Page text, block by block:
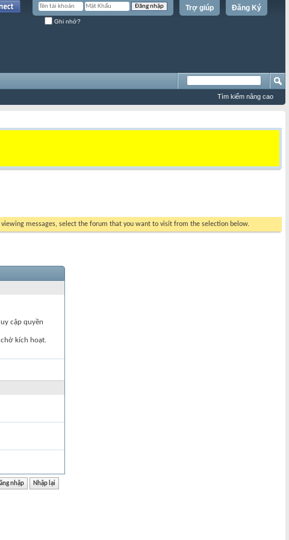
Đăng Ký
Trợ giúp
Ghi nhớ?
Tìm kiếm nâng cao
messages, select the forum that you want to visit from the selection below.
cập quyền
chờ kích hoạt.